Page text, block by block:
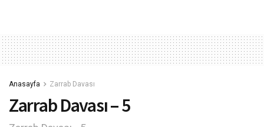
Anasayfa Zarrab Davası
Zarrab Davası – 5